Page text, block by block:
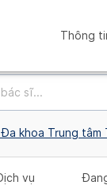
Thông
khoa Trung tâm
vụ